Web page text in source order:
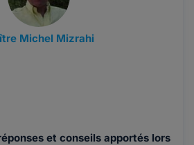
Michel Mizrahi
et conseils apportés lors